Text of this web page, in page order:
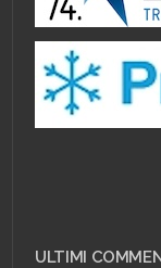
ULTIMI